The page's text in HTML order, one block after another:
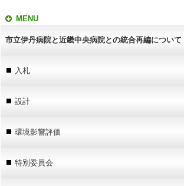
MENU
市立伊丹病院と近畿中央病院との統合再編について
入札
設計
環境影響評価
特別委員会